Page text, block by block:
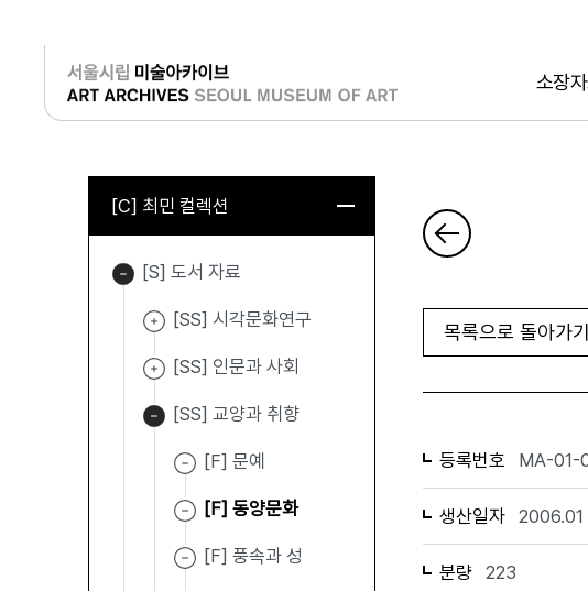
소장
로그인
[C] 최민 컬렉션
[S] 도서 자료
[SS] 시각문화연구
[SS] 인문과 사회
[SS] 교양과 취향
[F] 문예
[F] 동양문화
[F] 풍속과 성
목록으로 돌아가기
등록번호 MA-01-
생산일자 2006.01
분량 223